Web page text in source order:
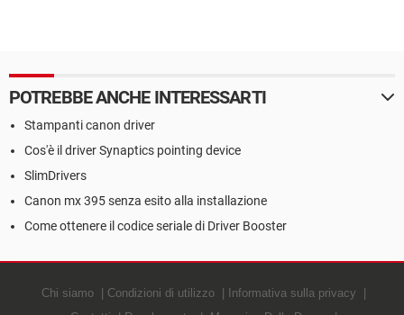
POTREBBE ANCHE INTERESSARTI
Stampanti canon driver
Cos'è il driver Synaptics pointing device
SlimDrivers
Canon mx 395 senza esito alla installazione
Come ottenere il codice seriale di Driver Booster
Chi siamo Condizioni di utilizzo
Informativa sulla privacy